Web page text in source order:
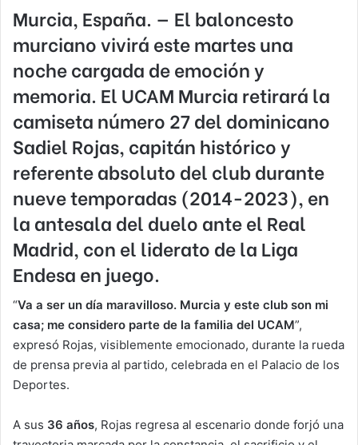
Murcia, España. — El baloncesto
murciano vivirá este martes una
noche cargada de emoción y
memoria. El UCAM Murcia retirará la
camiseta número 27del dominicano
Sadiel Rojas, capitán histórico y
referente absoluto del club durante
nueve temporadas (2014-2023), en
la antesala del duelo ante el Real
Madrid, con el liderato de la Liga
Endesa en juego.
“Va a ser un día maravilloso. Murcia y este club son mi
casa; me considero parte de la familia del UCAM”,
expresó Rojas, visiblemente emocionado, durante la rueda
de prensa previa al partido, celebrada en el Palacio de los
Deportes.
A sus 36 años, Rojas regresa al escenario donde forjó una